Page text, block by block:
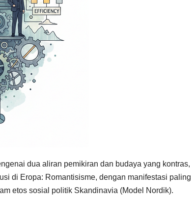
dua aliran pemikiran dan budaya yang kontras,
di Eropa: Romantisisme, dengan manifestasi paling
etos sosial politik Skandinavia (Model Nordik).